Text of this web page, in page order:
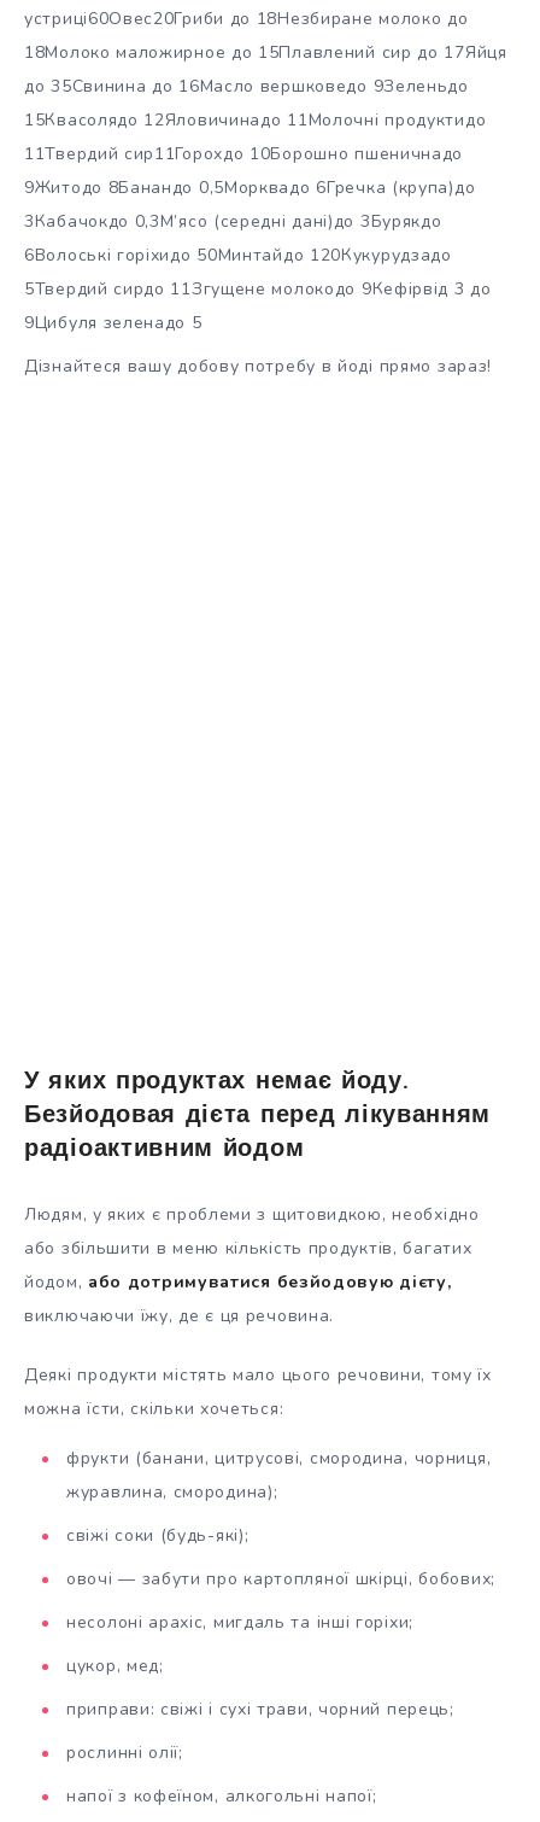
устриці60Овес20Гриби до 18Незбиране молоко до
18Молоко маложирное до 15Плавлений сир до 17Яйця
до 35Свинина до 16Масло вершковедо 9Зеленьдо
15Квасолядо 12Яловичинадо 11Молочні продуктидо
11Твердий сир11Горохдо 10Борошно пшеничнадо
9Житодо 8Банандо 0,5Морквадо 6Гречка (крупа)до
3Кабачокдо 0,3М’ясо (середні дані)до 3Бурякдо
6Волоські горіхидо 50Минтайдо 120Кукурудзадо
5Твердий сирдо 11Згущене молокодо 9Кефірвід 3 до
9Цибуля зеленадо 5
Дізнайтеся вашу добову потребу в йоді прямо зараз!
У яких продуктах немає йоду.
Безйодовая дієта перед лікуванням
радіоактивним йодом
Людям, у яких є проблеми з щитовидкою, необхідно
або збільшити в меню кількість продуктів, багатих
йодом, або дотримуватися безйодовую дієту,
виключаючи їжу, де є ця речовина.
Деякі продукти містять мало цього речовини, тому їх
можна їсти, скільки хочеться:
фрукти (банани, цитрусові, смородина, чорниця,
журавлина, смородина);
свіжі соки (будь-які);
овочі — забути про картопляної шкірці, бобових;
несолоні арахіс, мигдаль та інші горіхи;
цукор, мед;
приправи: свіжі і сухі трави, чорний перець;
рослинні олії;
напої з кофеїном, алкогольні напої;